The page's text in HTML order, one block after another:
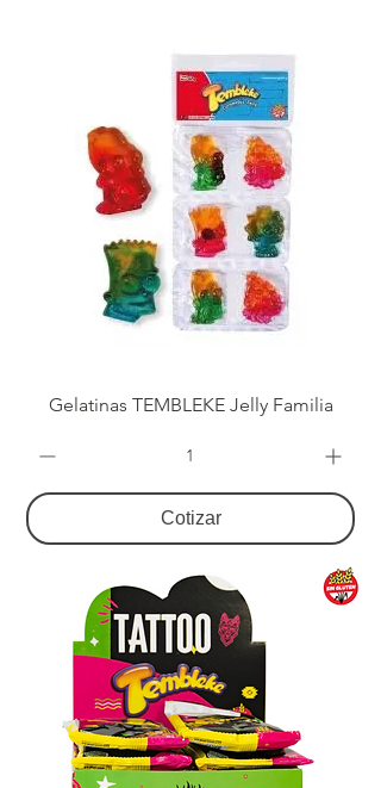
Gelatinas TEMBLEKE Jelly Familia
Cotizar